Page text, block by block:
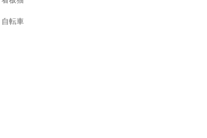
自転車